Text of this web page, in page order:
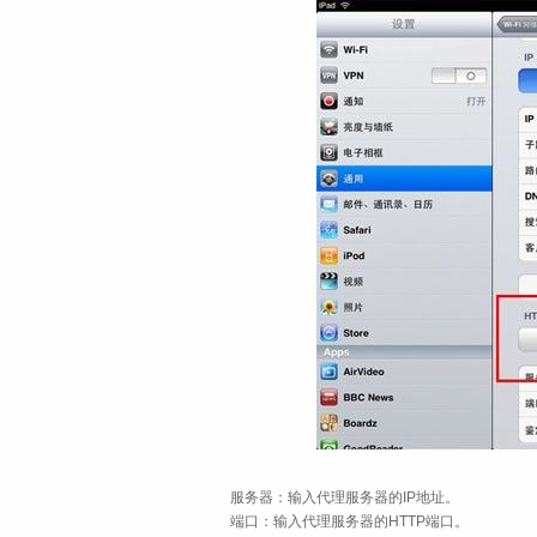
服务器：输入代理服务器的IP地址。
端口：输入代理服务器的HTTP端口。